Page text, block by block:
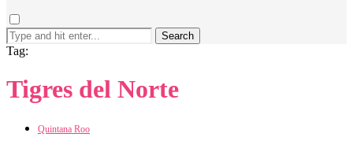
Search
Tag:
Tigres del Norte
Quintana Roo